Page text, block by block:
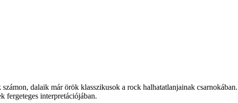
dalaik már örök klasszikusok a rock halhatatlanjainak
fergeteges interpretációjában.